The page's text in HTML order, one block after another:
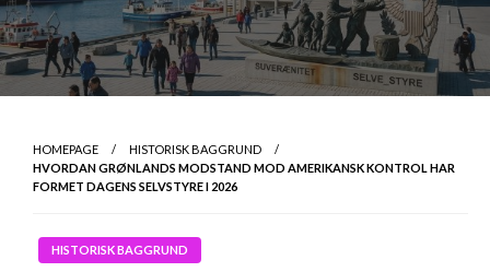
HOMEPAGE
HISTORISK BAGGRUND
HVORDAN GRØNLANDS MODSTAND MOD AMERIKANSK KONTROL HAR
FORMET DAGENS SELVSTYRE I 2026
HISTORISK BAGGRUND